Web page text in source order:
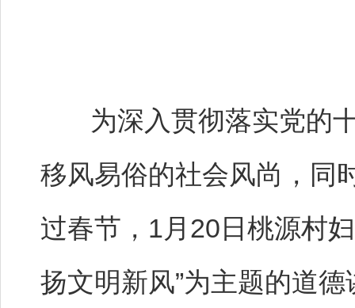
为深入贯彻落实党的十
移风易俗的社会风尚，同
过春节，1月20日桃源村
扬文明新风”为主题的道